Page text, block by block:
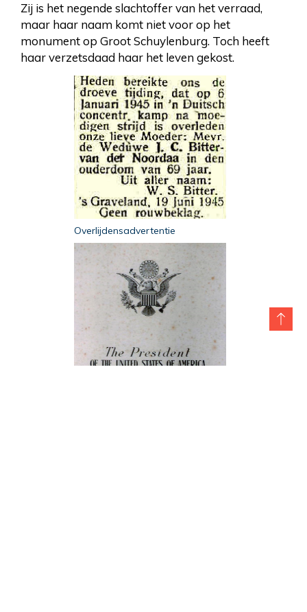
Zij is het negende slachtoffer van het verraad,
maar haar naam komt niet voor op het
monument op Groot Schuylenburg. Toch heeft
haar verzetsdaad haar het leven gekost.
Overlijdensadvertentie